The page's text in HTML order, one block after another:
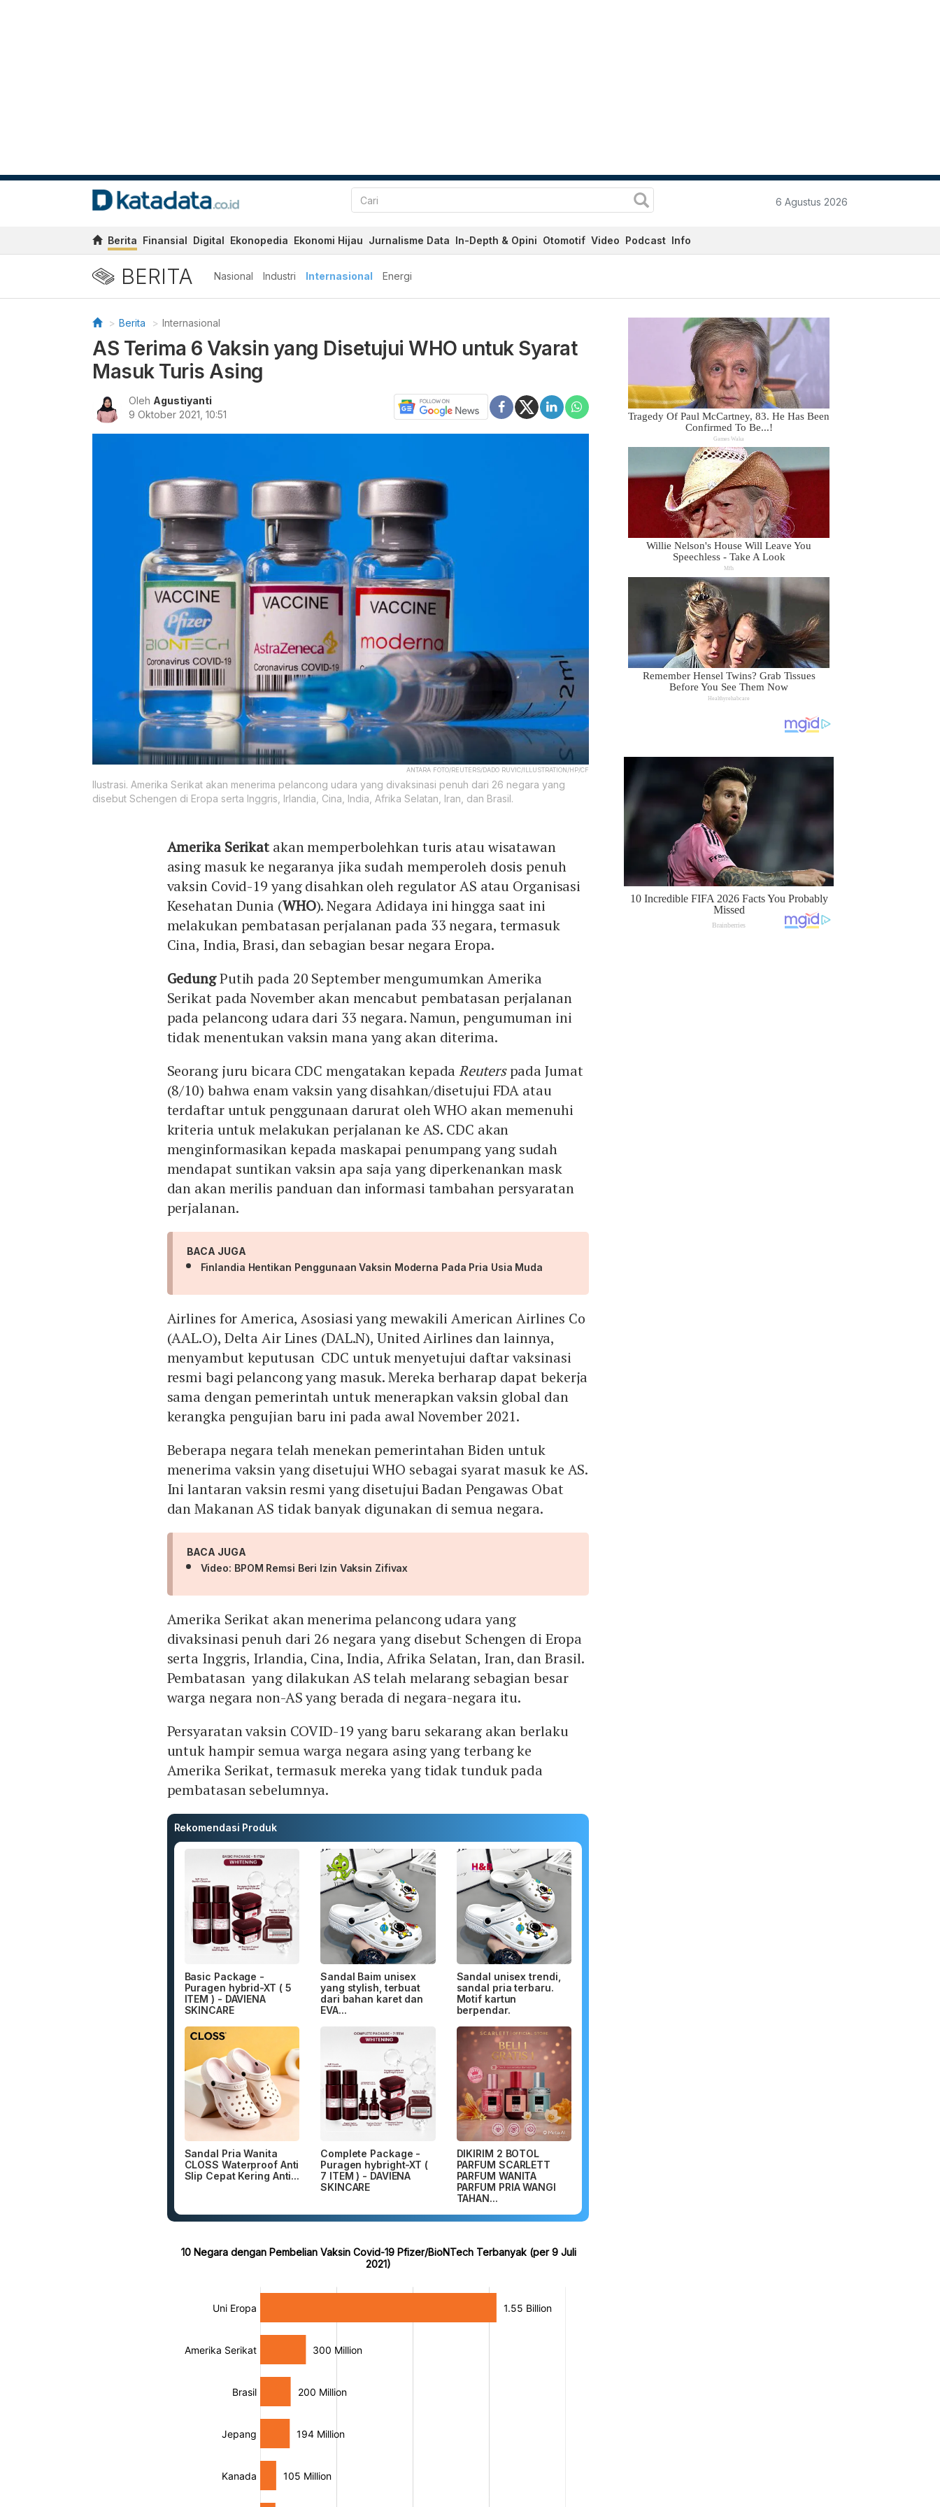
6 Agustus 2026
Berita Finansial Digital Ekonopedia Ekonomi Hijau Jurnalisme Data In-Depth & Opini Otomotif Video Podcast Info
BERITA Nasional Industri Internasional Energi
Berita Internasional
AS Terima 6 Vaksin yang Disetujui WHO untuk Syarat
Masuk Turis Asing
Oleh Agustiyanti
9 Oktober 2021, 10:51
ANTARA FOTO/REUTERS/DADO RUVIC/ILLUSTRATION/HP/CF
Ilustrasi. Amerika Serikat akan menerima pelancong udara yang divaksinasi penuh dari 26 negara yang
disebut Schengen di Eropa serta Inggris, Irlandia, Cina, India, Afrika Selatan, Iran, dan Brasil.
Amerika Serikatakan memperbolehkan turis atau wisatawan
asing masuk ke negaranya jika sudah memperoleh dosis penuh
vaksin Covid-19 yang disahkan oleh regulator AS atau Organisasi
Kesehatan Dunia (WHO). Negara Adidaya ini hingga saat ini
melakukan pembatasan perjalanan pada 33 negara, termasuk
Cina, India, Brasi, dan sebagian besar negara Eropa.
GedungPutih pada 20 September mengumumkan Amerika
Serikat pada November akan mencabut pembatasan perjalanan
pada pelancong udara dari 33 negara. Namun, pengumuman ini
tidak menentukan vaksin mana yang akan diterima.
Seorang juru bicara CDC mengatakan kepadaReuterspada Jumat
(8/10) bahwa enam vaksin yang disahkan/disetujui FDA atau
terdaftar untuk penggunaan darurat oleh WHO akan memenuhi
kriteria untuk melakukan perjalanan ke AS. CDC akan
menginformasikan kepada maskapai penumpang yang sudah
mendapat suntikan vaksin apa saja yang diperkenankan mask
dan akan merilis panduan dan informasi tambahan persyaratan
perjalanan.
BACA JUGA
Finlandia Hentikan Penggunaan Vaksin Moderna Pada Pria Usia Muda
Airlines for America, Asosiasi yang mewakili American Airlines Co
(AAL.O), Delta Air Lines (DAL.N), United Airlines dan lainnya,
menyambut keputusan CDC untuk menyetujui daftar vaksinasi
resmi bagi pelancong yang masuk. Mereka berharap dapat bekerja
sama dengan pemerintah untuk menerapkan vaksin global dan
kerangka pengujian baru ini pada awal November 2021.
Beberapa negara telah menekan pemerintahan Biden untuk
menerima vaksin yang disetujui WHO sebagai syarat masuk ke AS.
Ini lantaran vaksin resmi yang disetujui Badan Pengawas Obat
dan Makanan AS tidak banyak digunakan di semua negara.
BACA JUGA
Video: BPOM Remsi Beri Izin Vaksin Zifivax
Amerika Serikat akan menerima pelancong udara yang
divaksinasi penuh dari 26 negara yang disebut Schengen di Eropa
serta Inggris, Irlandia, Cina, India, Afrika Selatan, Iran, dan Brasil.
Pembatasan yang dilakukan AS telah melarang sebagian besar
warga negara non-AS yang berada di negara-negara itu.
Persyaratan vaksin COVID-19 yang baru sekarang akan berlaku
untuk hampir semua warga negara asing yang terbang ke
Amerika Serikat, termasuk mereka yang tidak tunduk pada
pembatasan sebelumnya.
Rekomendasi Produk
Basic Package -
Puragen hybrid-XT ( 5
ITEM ) - DAVIENA
SKINCARE
Sandal Baim unisex
yang stylish, terbuat
dari bahan karet dan
EVA...
Sandal unisex trendi,
sandal pria terbaru.
Motif kartun
berpendar.
Sandal Pria Wanita
CLOSS Waterproof Anti
Slip Cepat Kering Anti...
Complete Package -
Puragen hybright-XT (
7 ITEM ) - DAVIENA
SKINCARE
DIKIRIM 2 BOTOL
PARFUM SCARLETT
PARFUM WANITA
PARFUM PRIA WANGI
TAHAN...